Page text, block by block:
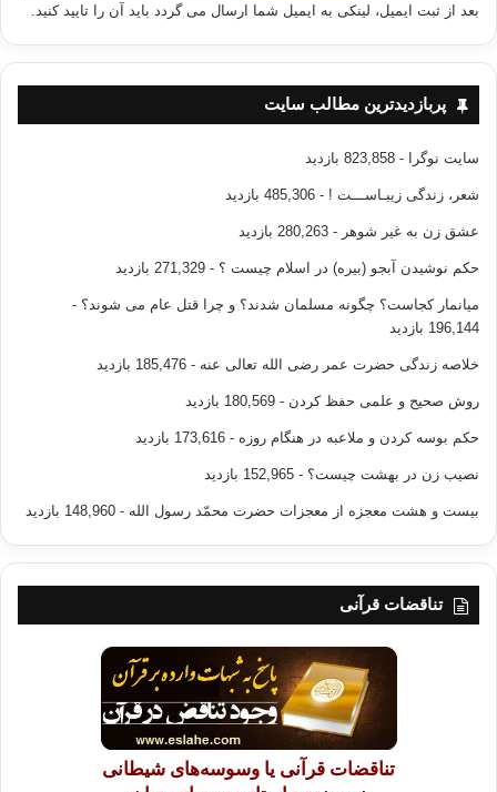
بعد از ثبت ایمیل، لینکی به ایمیل شما ارسال می گردد باید آن را تایید کنید.
پربازدیدترین مطالب سایت
سایت نوگرا - 823,858 بازدید
شعر، زندگی زیبـاســـت ! - 485,306 بازدید
عشق زن به غیر شوهر - 280,263 بازدید
حکم نوشیدن آبجو (بیره) در اسلام چیست ؟ - 271,329 بازدید
میانمار کجاست؟ چگونه مسلمان شدند؟ و چرا قتل عام می شوند؟ -
196,144 بازدید
خلاصه زندگی حضرت عمر رضی الله تعالی عنه - 185,476 بازدید
روش صحیح و علمی حفظ کردن - 180,569 بازدید
حکم بوسه کردن و ملاعبه در هنگام روزه - 173,616 بازدید
نصیب زن در بهشت چیست؟ - 152,965 بازدید
بیست و هشت معجزه از معجزات حضرت محمّد رسول الله - 148,960 بازدید
تناقضات قرآنی
تناقضات قرآنی یا وسوسه‌های شیطانی